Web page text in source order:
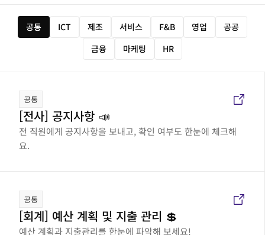
공통 ICT 제조 서비스 F&B 영업
공공
금융
마케팅 HR
공통
[전사] 공지사항 📣
전 직원에게 공지사항을 보내고, 확인 여부도 한눈에 체크해
요.
공통
[회계] 예산 계획 및 지출 관리 💲
예산 계획과 지출관리를 한눈에 파악해 보세요!